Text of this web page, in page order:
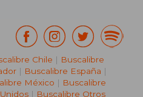
Chile | Buscalibre
| Buscalibre España |
México | Buscalibre
| Buscalibre Otros